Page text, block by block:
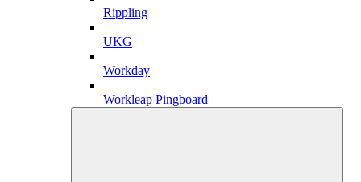
Rippling
UKG
Workday
Workleap Pingboard